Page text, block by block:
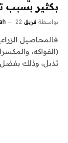
بكثير بسبب
بواسطة فريق alwahah 22 يونيو، 2024
فالمحاصيل
(الفواكه،
تذبل، وذلك بفضل